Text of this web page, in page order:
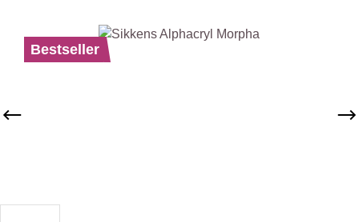
Afbeeldingengalerij overslaan
Bestseller